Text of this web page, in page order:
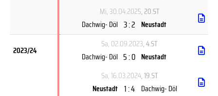
Mi, 30.04.2025, 20.ST
Dachwig- Döl 3 : 2 Neustadt
2023/24
Sa, 02.09.2023, 4.ST
Dachwig- Döl 5 : 0 Neustadt
Sa, 16.03.2024, 19.ST
Neustadt 1 : 4 Dachwig- Döl